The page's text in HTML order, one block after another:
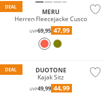
DEAL
MERU
Herren Fleecejacke Cusco
UVP69,95 47,99
DEAL
DUOTONE
Kajak Sitz
UVP49,99 44,99